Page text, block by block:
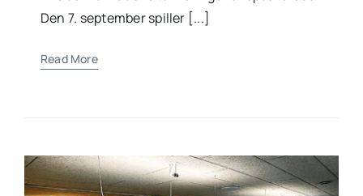
Den 7. september spiller [...]
Read More